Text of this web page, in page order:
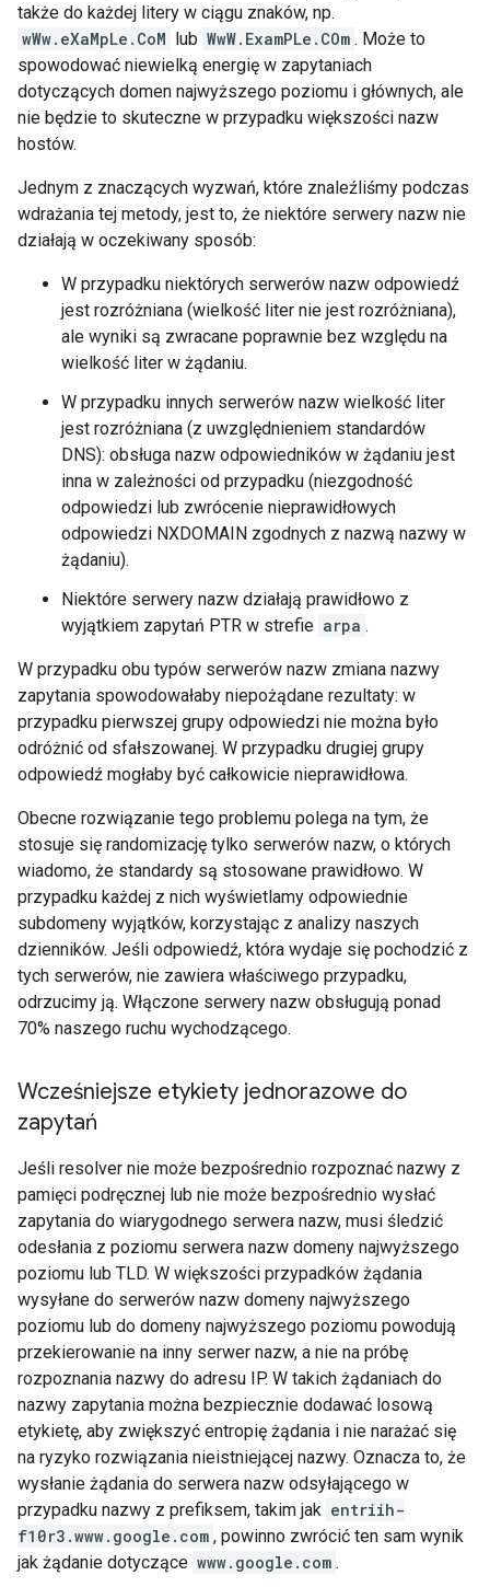
także do każdej litery w ciągu znaków, np.
wWw.eXaMpLe.CoM lub WwW.ExamPLe.COm . Może to
spowodować niewielką energię w zapytaniach
dotyczących domen najwyższego poziomu i głównych, ale
nie będzie to skuteczne w przypadku większości nazw
hostów.
Jednym z znaczących wyzwań, które znaleźliśmy podczas
wdrażania tej metody, jest to, że niektóre serwery nazw nie
działają w oczekiwany sposób:
W przypadku niektórych serwerów nazw odpowiedź
jest rozróżniana (wielkość liter nie jest rozróżniana),
ale wyniki są zwracane poprawnie bez względu na
wielkość liter w żądaniu.
W przypadku innych serwerów nazw wielkość liter
jest rozróżniana (z uwzględnieniem standardów
DNS): obsługa nazw odpowiedników w żądaniu jest
inna w zależności od przypadku (niezgodność
odpowiedzi lub zwrócenie nieprawidłowych
odpowiedzi NXDOMAIN zgodnych z nazwą nazwy w
żądaniu).
Niektóre serwery nazw działają prawidłowo z
wyjątkiem zapytań PTR w strefie arpa .
W przypadku obu typów serwerów nazw zmiana nazwy
zapytania spowodowałaby niepożądane rezultaty: w
przypadku pierwszej grupy odpowiedzi nie można było
odróżnić od sfałszowanej. W przypadku drugiej grupy
odpowiedź mogłaby być całkowicie nieprawidłowa.
Obecne rozwiązanie tego problemu polega na tym, że
stosuje się randomizację tylko serwerów nazw, o których
wiadomo, że standardy są stosowane prawidłowo. W
przypadku każdej z nich wyświetlamy odpowiednie
subdomeny wyjątków, korzystając z analizy naszych
dzienników. Jeśli odpowiedź, która wydaje się pochodzić z
tych serwerów, nie zawiera właściwego przypadku,
odrzucimy ją. Włączone serwery nazw obsługują ponad
70% naszego ruchu wychodzącego.
Wcześniejsze etykiety jednorazowe do
zapytań
Jeśli resolver nie może bezpośrednio rozpoznać nazwy z
pamięci podręcznej lub nie może bezpośrednio wysłać
zapytania do wiarygodnego serwera nazw, musi śledzić
odesłania z poziomu serwera nazw domeny najwyższego
poziomu lub TLD. W większości przypadków żądania
wysyłane do serwerów nazw domeny najwyższego
poziomu lub do domeny najwyższego poziomu powodują
przekierowanie na inny serwer nazw, a nie na próbę
rozpoznania nazwy do adresu IP. W takich żądaniach do
nazwy zapytania można bezpiecznie dodawać losową
etykietę, aby zwiększyć entropię żądania i nie narażać się
na ryzyko rozwiązania nieistniejącej nazwy. Oznacza to, że
wysłanie żądania do serwera nazw odsyłającego w
przypadku nazwy z prefiksem, takim jak entriih-
f10r3.www.google.com , powinno zwrócić ten sam wynik
jak żądanie dotyczące www.google.com .